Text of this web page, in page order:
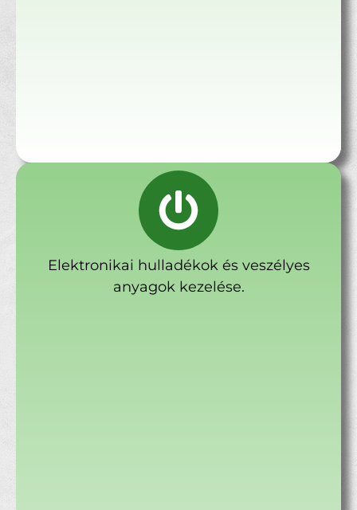
Elektronikai hulladékok és veszélyes
anyagok kezelése.